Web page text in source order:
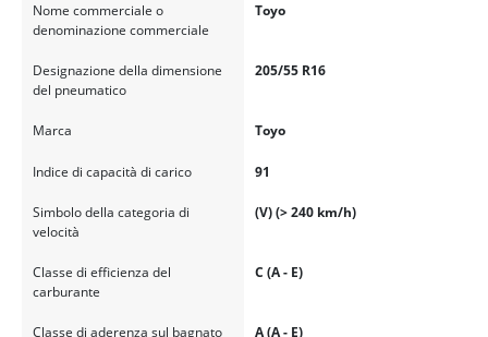
Nome commerciale o
denominazione commerciale
Toyo
Designazione della dimensione
del pneumatico
205/55 R16
Marca Toyo
Indice di capacità di carico 91
Simbolo della categoria di
velocità
(V) (> 240 km/h)
Classe di efficienza del
carburante
C (A - E)
Classe di aderenza sul bagnato A (A - E)